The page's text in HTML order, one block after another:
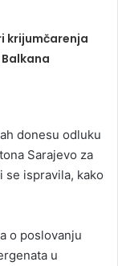
krijumčarenja
donesu odluku
Sarajevo za
se ispravila, kako
o poslovanju
u